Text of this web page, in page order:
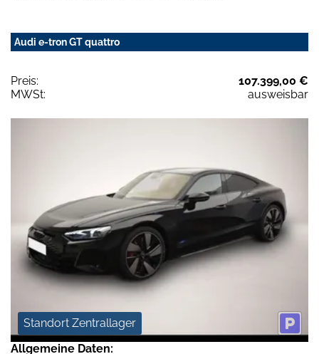
Audi e-tron GT quattro
Preis:
107.399,00 €
MWSt:
ausweisbar
Standort Zentrallager
Allgemeine Daten: